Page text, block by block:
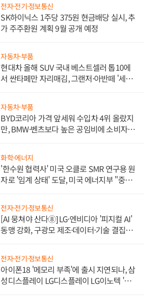
전자·전기·정보통신
SK하이닉스 1주당 375원 현금배당 실시, 추
가 주주환원 계획 9월 공개 예정
자동차·부품
현대차 올해 SUV 국내 베스트셀러 톱10에
서 싼타페만 자리매김, 그랜저·아반떼 '세단
자동차·부품
BYD코리아 가격 앞세워 수입차 4위 올랐지
만, BMW·벤츠보다 높은 공임비에 소비자
화학·에너지
'한수원 협력사' 미국 오클로 SMR 연구용 원
자로 '임계 상태' 도달, 미국 에너지부 "중요
전자·전기·정보통신
[AI 뭉쳐야 산다⑧] LG·엔비디아 '피지컬 AI'
동맹 강화, 구광모 제조·데이터·기술 결집
전자·전기·정보통신
아이폰18 '메모리 부족'에 출시 지연되나, 삼
성디스플레이 LG디스플레이 LG이노텍 '탈